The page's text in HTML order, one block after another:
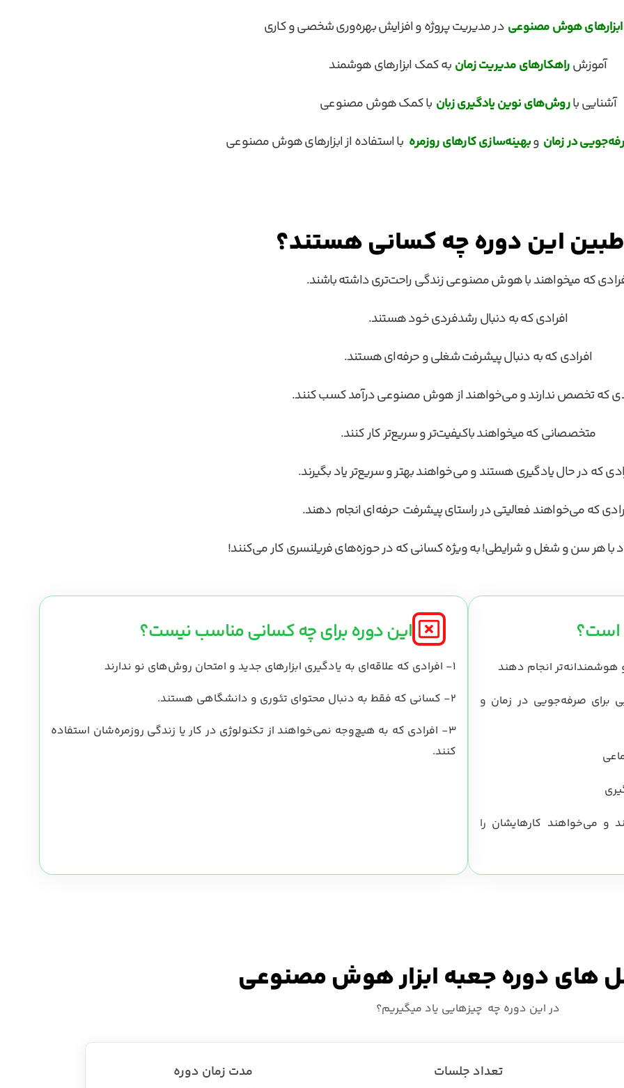
ابزارهای هوش مصنوعی در مدیریت پروژه و افزایش بهره‌وری شخصی و کاری
آموزشراهکارهای مدیریت زمان به کمک ابزارهای هوشمند
آشنایی باروش‌های نوین یادگیری زبان با کمک هوش مصنوعی
در زمان وبهینه‌سازی کارهای روزمره با استفاده از ابزارهای هوش مصنوعی
این دوره چه کسانی هستند؟
که میخواهند با هوش مصنوعی زندگی راحت‌تری داشته باشند.
افرادی که به دنبال رشد‌فردی خود هستند.
افرادی که به دنبال پیشرفت شغلی و حرفه‌ای هستند.
که تخصص ندارند و می‌خواهند از هوش مصنوعی درآمد کسب کنند.
متخصصانی که میخواهند باکیفیت‌تر و سریع‌تر کار کنند.
که در حال یادگیری هستند و می‌خواهند بهتر و سریع‌تر یاد بگیرند.
که می‌خواهند فعالیتی در راستای پیشرفت حرفه‌ای انجام دهند.
با هر سن و شغل و شرایطی! به ویژه کسانی که در حوزه‌های فریلنسری کار می‌کنند!
است؟
هوشمندانه‌تر انجام دهند
برای صرفه‌جویی در زمان و
می‌خواهند کار‌هایشان را
این دوره برای چه کسانی مناسب نیست؟
1-
افرادی که علاقه‌ای به یادگیری ابزارهای جدید و امتحان روش‌های نو ندارند
2-
کسانی که فقط به دنبال محتوای تئوری و دانشگاهی هستند.
3-
افرادی که به هیچ‌وجه نمی‌خواهند از تکنولوژی در کار یا زندگی روزمره‌شان استفاده
کنند.
های دوره جعبه‌ ابزار هوش‌ مصنوعی
در این دوره چه چیزهایی یاد میگیریم؟
تعداد جلسات مدت زمان دوره